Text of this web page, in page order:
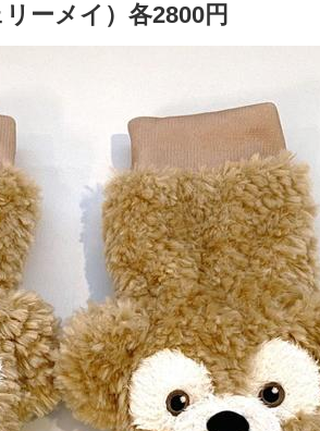
ーメイ）各2800円